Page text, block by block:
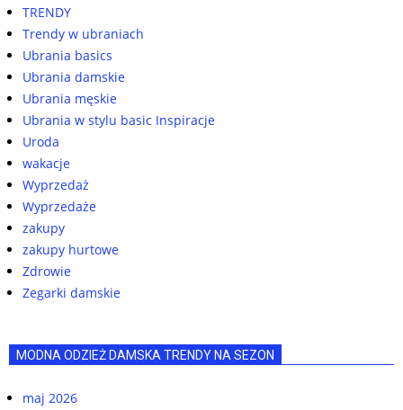
TRENDY
Trendy w ubraniach
Ubrania basics
Ubrania damskie
Ubrania męskie
Ubrania w stylu basic Inspiracje
Uroda
wakacje
Wyprzedaż
Wyprzedaże
zakupy
zakupy hurtowe
Zdrowie
Zegarki damskie
MODNA ODZIEŻ DAMSKA TRENDY NA SEZON
maj 2026